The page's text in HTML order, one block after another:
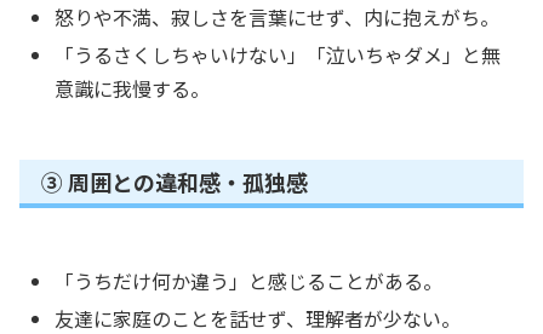
怒りや不満、寂しさを言葉にせず、内に抱えがち。
「うるさくしちゃいけない」「泣いちゃダメ」と無
意識に我慢する。
③ 周囲との違和感・孤独感
「うちだけ何か違う」と感じることがある。
友達に家庭のことを話せず、理解者が少ない。